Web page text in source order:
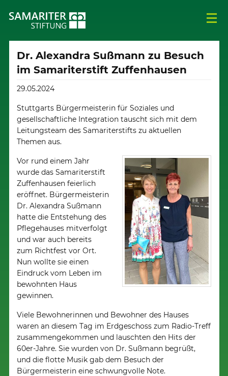
Dr. Alexandra Sußmann zu Besuch
im Samariterstift Zuffenhausen
29.05.2024
Stuttgarts Bürgermeisterin für Soziales und
gesellschaftliche Integration tauscht sich mit dem
Leitungsteam des Samariterstifts zu aktuellen
Themen aus.
Vor rund einem Jahr
wurde das Samariterstift
Zuffenhausen feierlich
eröffnet. Bürgermeisterin
Dr. Alexandra Sußmann
hatte die Entstehung des
Pflegehauses mitverfolgt
und war auch bereits
zum Richtfest vor Ort.
Nun wollte sie einen
Eindruck vom Leben im
bewohnten Haus
gewinnen.
Viele Bewohnerinnen und Bewohner des Hauses
waren an diesem Tag im Erdgeschoss zum Radio-Treff
zusammengekommen und lauschten den Hits der
60er-Jahre. Sie wurden von Dr. Sußmann begrüßt,
und die flotte Musik gab dem Besuch der
Bürgermeisterin eine schwungvolle Note.